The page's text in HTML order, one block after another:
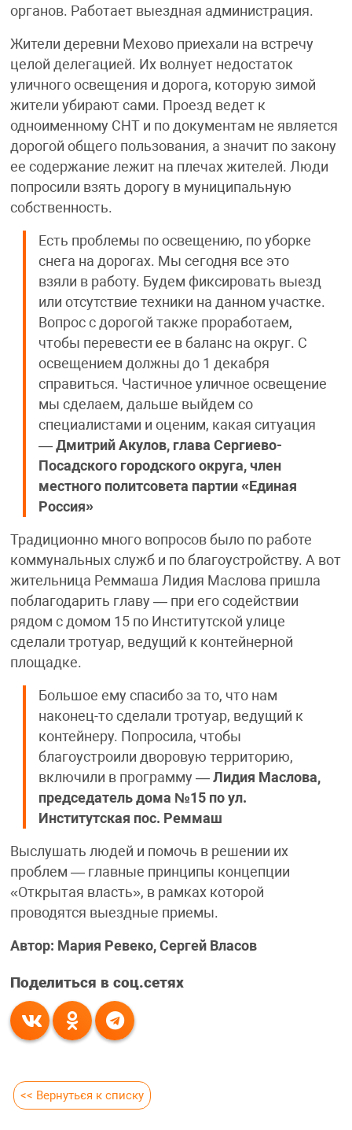
органов. Работает выездная администрация.
Жители деревни Мехово приехали на встречу
целой делегацией. Их волнует недостаток
уличного освещения и дорога, которую зимой
жители убирают сами. Проезд ведет к
одноименному СНТ и по документам не является
дорогой общего пользования, а значит по закону
ее содержание лежит на плечах жителей. Люди
попросили взять дорогу в муниципальную
собственность.
Есть проблемы по освещению, по уборке
снега на дорогах. Мы сегодня все это
взяли в работу. Будем фиксировать выезд
или отсутствие техники на данном участке.
Вопрос с дорогой также проработаем,
чтобы перевести ее в баланс на округ. С
освещением должны до 1 декабря
справиться. Частичное уличное освещение
мы сделаем, дальше выйдем со
специалистами и оценим, какая ситуация
— Дмитрий Акулов, глава Сергиево-
Посадского городского округа, член
местного политсовета партии «Единая
Россия»
Традиционно много вопросов было по работе
коммунальных служб и по благоустройству. А вот
жительница Реммаша Лидия Маслова пришла
поблагодарить главу — при его содействии
рядом с домом 15 по Институтской улице
сделали тротуар, ведущий к контейнерной
площадке.
Большое ему спасибо за то, что нам
наконец-то сделали тротуар, ведущий к
контейнеру. Попросила, чтобы
благоустроили дворовую территорию,
включили в программу — Лидия Маслова,
председатель дома №15 по ул.
Институтская пос. Реммаш
Выслушать людей и помочь в решении их
проблем — главные принципы концепции
«Открытая власть», в рамках которой
проводятся выездные приемы.
Автор: Мария Ревеко, Сергей Власов
Поделиться в соц.сетях
<< Вернуться к списку